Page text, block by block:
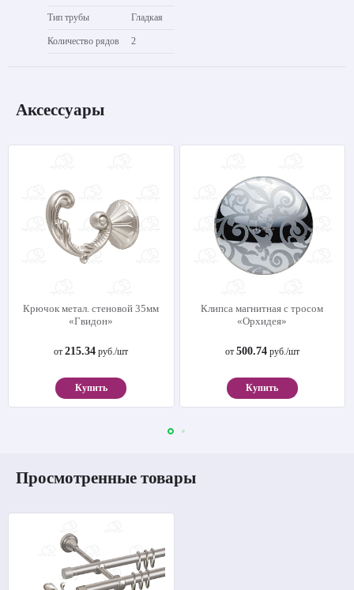
Тип трубы Гладкая
Количество рядов 2
Аксессуары
Крючок метал. стеновой 35мм
«Гвидон»
от215.34 руб./шт
Купить
Клипса магнитная с тросом
«Орхидея»
от 500.74руб./шт
Купить
Просмотренные товары